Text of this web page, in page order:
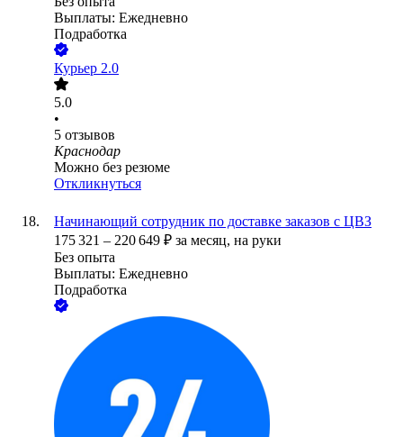
Выплаты: Ежедневно
Подработка
Курьер 2.0
5.0
•
5 отзывов
Краснодар
Можно без резюме
Откликнуться
Начинающий сотрудник по доставке заказов с ЦВЗ
175 321 – 220 649 ₽ за месяц, на руки
Без опыта
Выплаты: Ежедневно
Подработка